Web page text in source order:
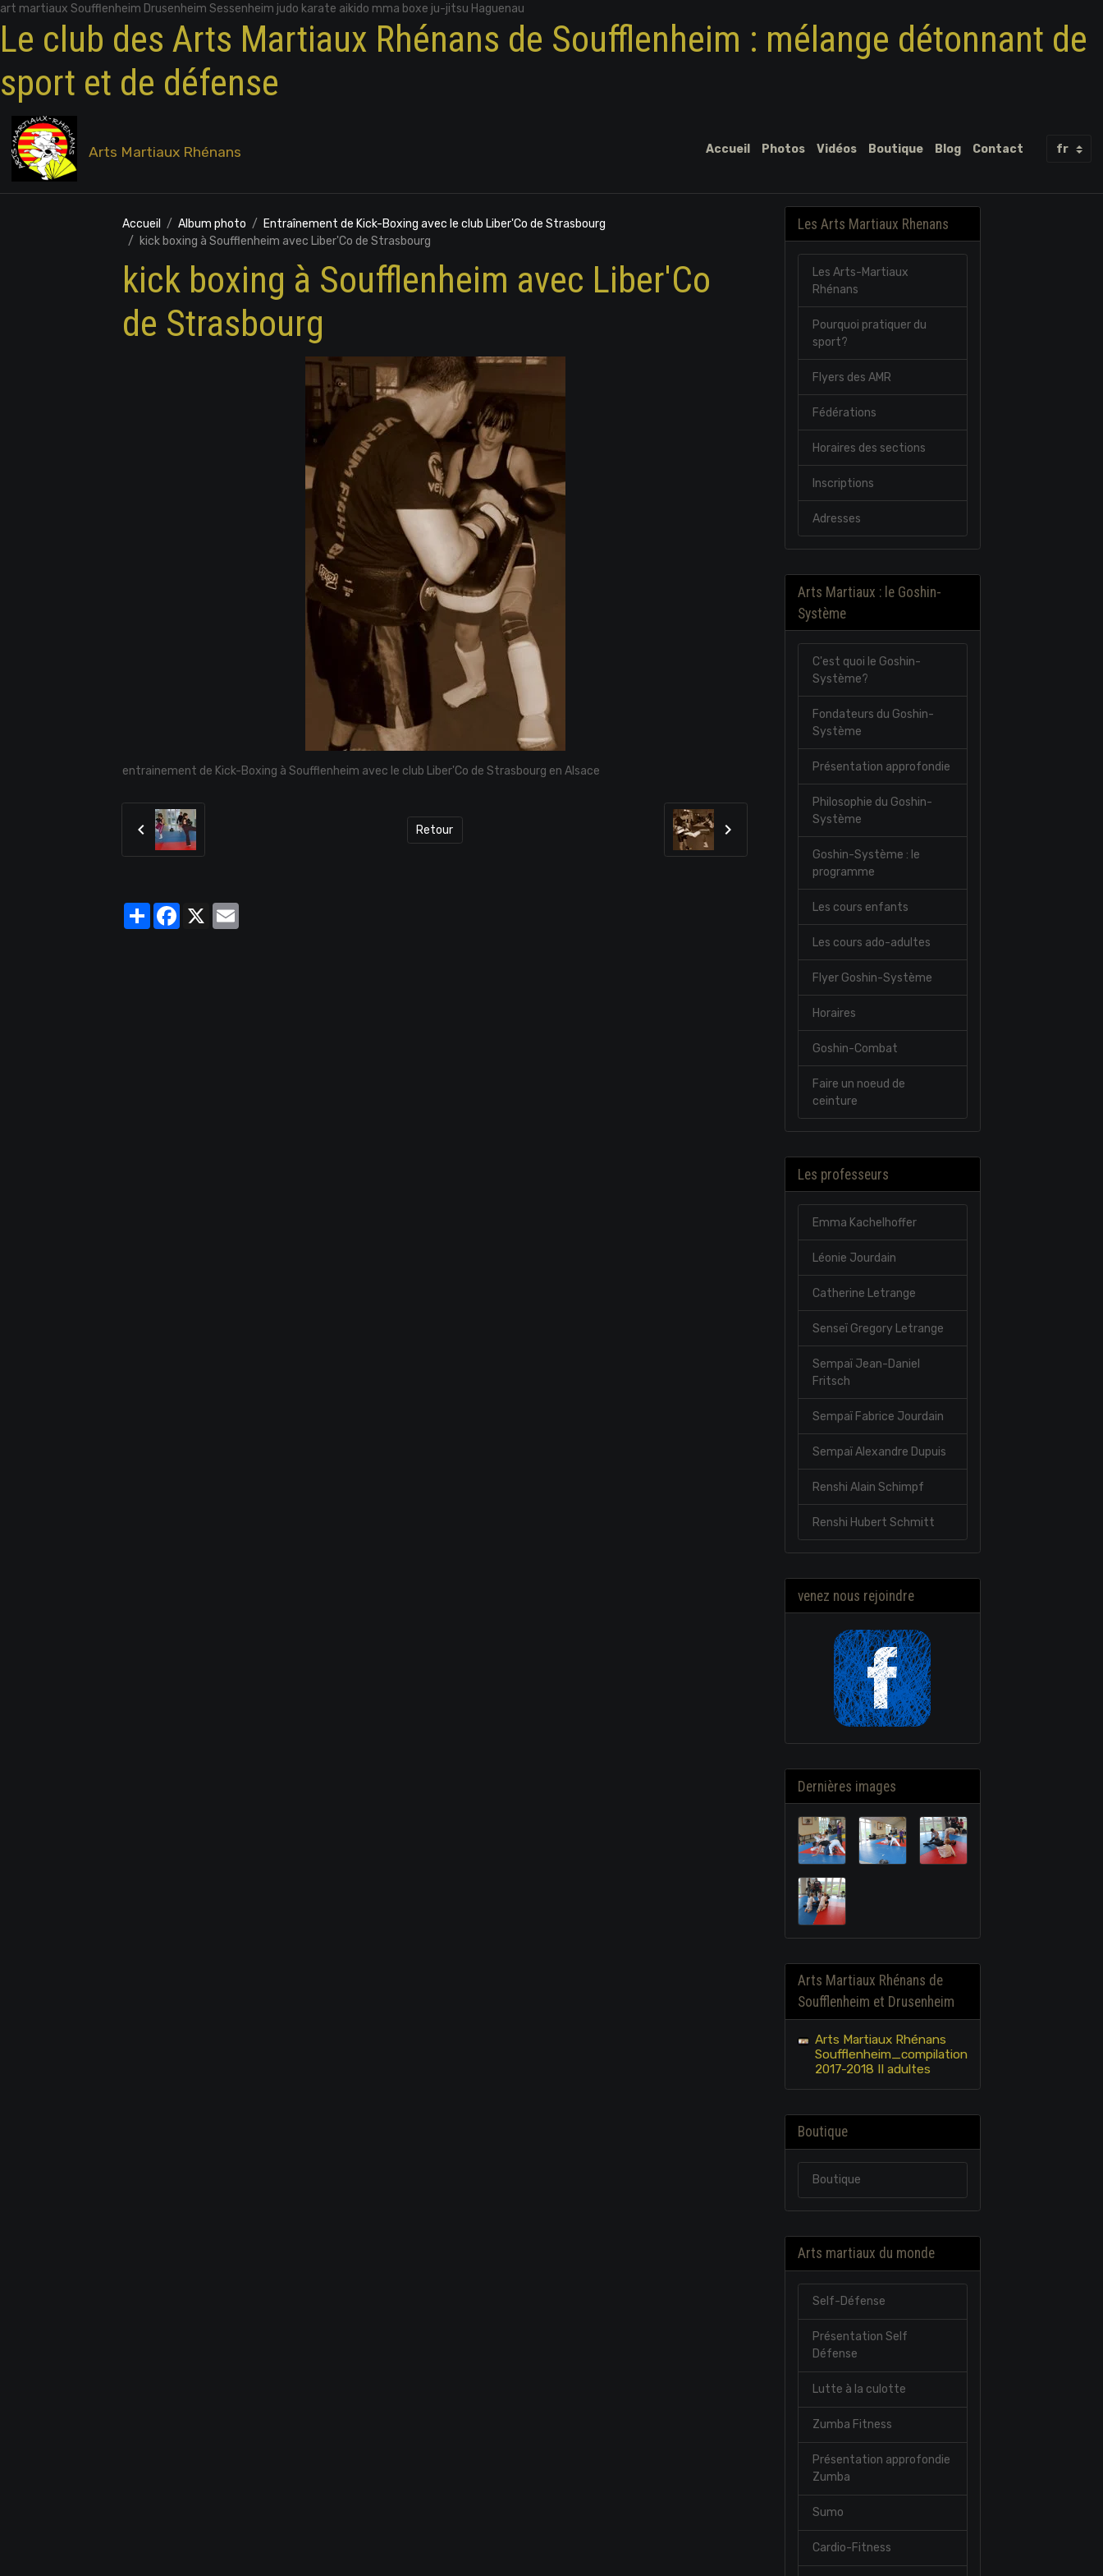
art martiaux Soufflenheim Drusenheim Sessenheim judo karate aikido mma boxe ju-jitsu Haguenau
Le club des Arts Martiaux Rhénans de Soufflenheim : mélange détonnant de
sport et de défense
Arts Martiaux Rhénans Accueil Photos Vidéos Boutique Blog Contact
Accueil Album photo
Entraînement de Kick-Boxing avec le club Liber'Co de Strasbourg
kick boxing à Soufflenheim avec Liber'Co de Strasbourg
kick boxing à Soufflenheim avec Liber'Co
de Strasbourg
entrainement de Kick-Boxing à Soufflenheim avec le club Liber'Co de Strasbourg en Alsace
Retour
PartagerFacebook
X
Les Arts Martiaux Rhenans
Les Arts-Martiaux
Rhénans
Pourquoi pratiquer du
sport?
Flyers des AMR
Fédérations
Horaires des sections
Inscriptions
Adresses
Arts Martiaux : le Goshin-
Système
C'est quoi le Goshin-
Système?
Fondateurs du Goshin-
Système
Présentation approfondie
Philosophie du Goshin-
Système
Goshin-Système : le
programme
Les cours enfants
Les cours ado-adultes
Flyer Goshin-Système
Horaires
Goshin-Combat
Faire un noeud de
ceinture
Les professeurs
Emma Kachelhoffer
Léonie Jourdain
Catherine Letrange
Senseï Gregory Letrange
Sempaï Jean-Daniel
Fritsch
Sempaï Fabrice Jourdain
Sempaï Alexandre Dupuis
Renshi Alain Schimpf
Renshi Hubert Schmitt
venez nous rejoindre
Dernières images
Arts Martiaux Rhénans de
Soufflenheim et Drusenheim
Arts Martiaux Rhénans
Soufflenheim_compilation
2017-2018 II adultes
Boutique
Boutique
Arts martiaux du monde
Self-Défense
Présentation Self
Défense
Lutte à la culotte
Zumba Fitness
Présentation approfondie
Zumba
Sumo
Cardio-Fitness